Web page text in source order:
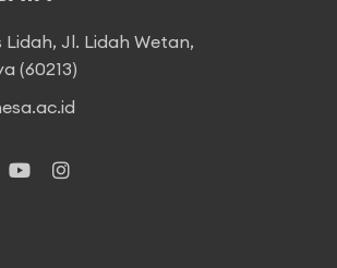
Lidah, Jl. Lidah Wetan,
(60213)